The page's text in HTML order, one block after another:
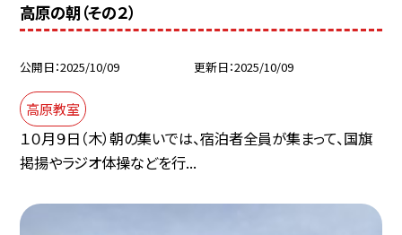
高原の朝（その２）
公開日 2025/10/09 更新日 2025/10/09
高原教室
１０月９日（木）朝の集いでは、宿泊者全員が集まって、国旗
掲揚やラジオ体操などを行...